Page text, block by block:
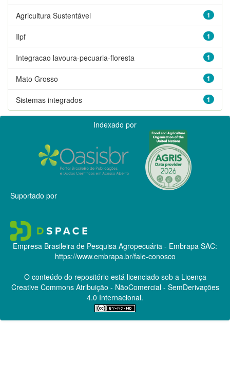
1
Agricultura Sustentável
1
Ilpf
1
Integracao lavoura-pecuaria-floresta
1
Mato Grosso
1
Sistemas integrados
Indexado por
Suportado por
Empresa Brasileira de Pesquisa Agropecuária - Embrapa SAC:
https://www.embrapa.br/fale-conosco
O conteúdo do repositório está licenciado sob a Licença
Creative CommonsAtribuição - NãoComercial - SemDerivações
4.0 Internacional.